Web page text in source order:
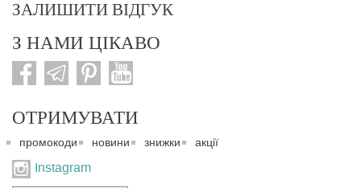
ЗАЛИШИТИ ВІДГУК
З НАМИ ЦІКАВО
ОТРИМУВАТИ
промокоди новини знижки акції
Instagram